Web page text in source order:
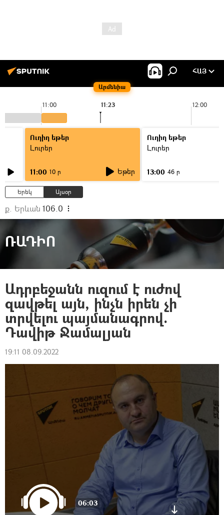
Արմենիա
ՀԱՅ
11:00 12:00
11:23
Ուղիղ եթեր
Լուրեր
11:00 10 ր Եթեր
Ուղիղ եթեր
Լուրեր
13:00 46 ր
Երեկ Այսօր
ք. Երևան 106.0
ՌԱԴԻՈ
Ադրբեջանն ուզում է ուժով
զավթել այն, ինչն իրեն չի
տրվելու պայմանագրով.
Դավիթ Ջամալյան
19:11 08.09.2022
06:03